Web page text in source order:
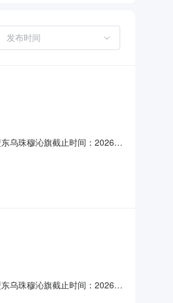
乌珠穆沁旗截止时间：2026-
话：13********
乌珠穆沁旗截止时间：2026-